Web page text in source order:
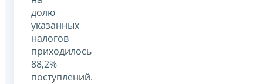
долю
указанных
налогов
приходилось
88,2%
поступлений.